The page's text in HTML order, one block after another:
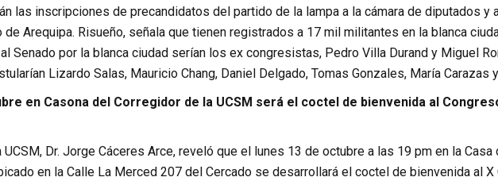
las inscripciones de precandidatos del partido de la lampa a la cámara de diputados y
de Arequipa. Risueño, señala que tienen registrados a 17 mil militantes en la blanca
Senado por la blanca ciudad serían los ex congresistas, Pedro Villa Durand y Miguel
Lizardo Salas, Mauricio Chang, Daniel Delgado, Tomas Gonzales, María Carazas
en Casona del Corregidor de la UCSM será el coctel de bienvenida al
UCSM, Dr. Jorge Cáceres Arce, reveló que el lunes 13 de octubre a las 19 pm en la
en la Calle La Merced 207 del Cercado se desarrollará el coctel de bienvenida al